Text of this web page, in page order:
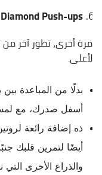
Diamond Push-ups – الضغط على شكل ماسة
مرة أخرى، تطور آخر
لأعلى.
بدلًا من المباعدة
أسفل صدرك، مع لمس
ذه إضافة رائعة
أيضًا لتمرين قلبك
والذراع الأخرى التي